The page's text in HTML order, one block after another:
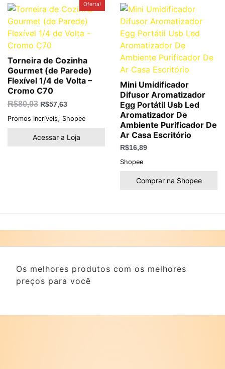
Oferta!
Torneira de Cozinha
Gourmet (de Parede)
Flexível 1/4 de Volta –
Cromo C70
R$80,03
preço
original
era:
R$80,03.
R$57,63
preço
é:
R$57,63.
Promos Incríveis, Shopee
Acessar a Loja
Mini Umidificador
Difusor Aromatizador
Egg Portátil Usb Led
Aromatizador De
Ambiente Purificador De
Ar Casa Escritório
R$16,89
Shopee
Comprar na Shopee
Os melhores produtos com os melhores
preços para você